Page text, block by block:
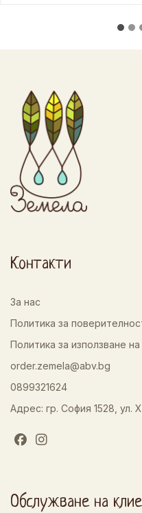
Контакти
За нас
Политика за
Политика за използване на
order.zemela@abv.bg
0899321624
Адрес: гр. София 1528, ул.
Обслужване на